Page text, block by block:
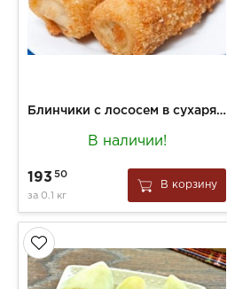
Блинчики с лососем в сухарях с/м. вес.
В наличии!
193 50
за 0.1 кг
В корзину